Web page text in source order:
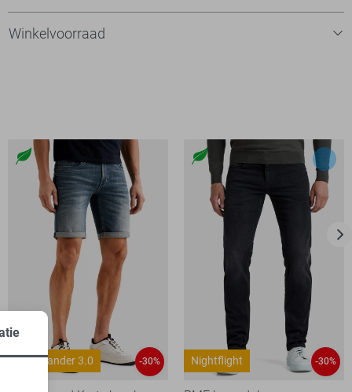
Winkelvoorraad
Commander 3.0 -30% Nightflight -30%